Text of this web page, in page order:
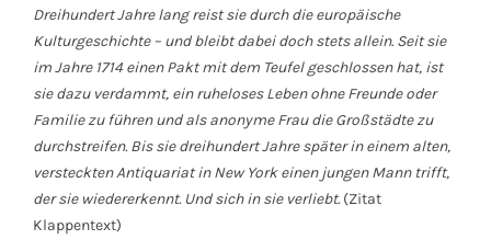
Dreihundert Jahre lang reist sie durch die europäische
Kulturgeschichte – und bleibt dabei doch stets allein. Seit sie
im Jahre 1714 einen Pakt mit dem Teufel geschlossen hat, ist
sie dazu verdammt, ein ruheloses Leben ohne Freunde oder
Familie zu führen und als anonyme Frau die Großstädte zu
durchstreifen. Bis sie dreihundert Jahre später in einem alten,
versteckten Antiquariat in New York einen jungen Mann trifft,
der sie wiedererkennt. Und sich in sie verliebt.(Zitat
Klappentext)